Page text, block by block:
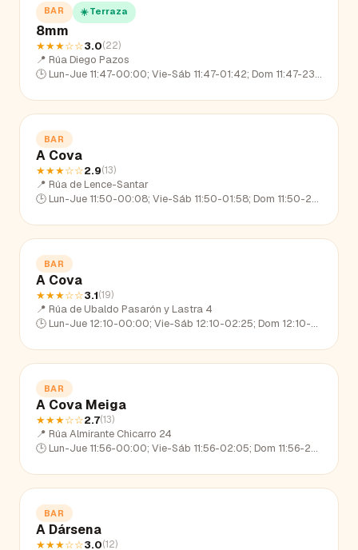
BAR ☀️ Terraza
8mm
★★★☆☆3.0(22)
📍 Rúa Diego Pazos
🕒 Lun-Jue 11:47-00:00; Vie-Sáb 11:47-01:42; Dom 11:47-23:03
BAR
A Cova
★★★☆☆2.9(13)
📍 Rúa de Lence-Santar
🕒 Lun-Jue 11:50-00:08; Vie-Sáb 11:50-01:58; Dom 11:50-22:45
BAR
A Cova
★★★☆☆3.1(19)
📍 Rúa de Ubaldo Pasarón y Lastra 4
🕒 Lun-Jue 12:10-00:00; Vie-Sáb 12:10-02:25; Dom 12:10-23:01
BAR
A Cova Meiga
★★★☆☆2.7(13)
📍 Rúa Almirante Chicarro 24
🕒 Lun-Jue 11:56-00:00; Vie-Sáb 11:56-02:05; Dom 11:56-22:59
BAR
A Dársena
★★★☆☆3.0(12)